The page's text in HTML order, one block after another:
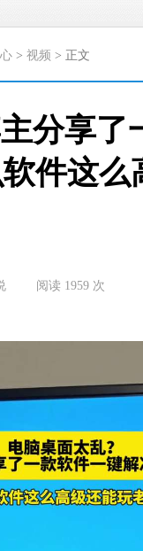
> 视频 > 正文
分享了
件这么
阅读 1959 次